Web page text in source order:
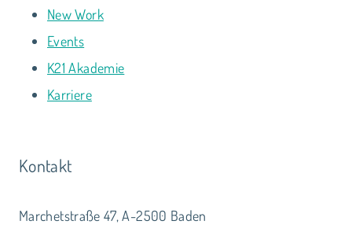
New Work
Events
K21 Akademie
Karriere
Kontakt
Marchetstraße 47, A-2500 Baden